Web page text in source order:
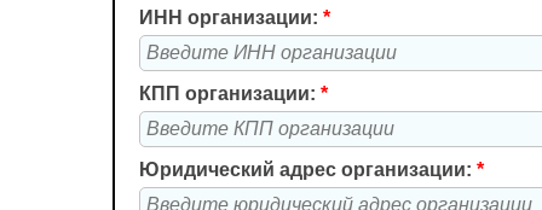
ИНН организации: *
КПП организации: *
Юридический адрес организации: *